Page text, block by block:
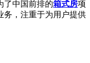
了中国前排的箱式房项
务，注重于为用户提供